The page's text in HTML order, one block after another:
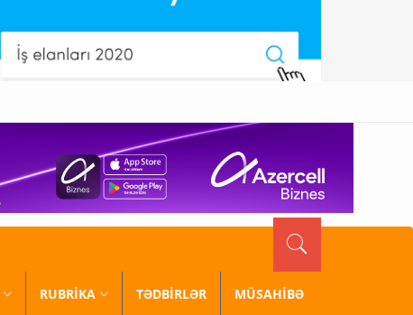
RUBRİKA TƏDBİRLƏR MÜSAHİBƏ